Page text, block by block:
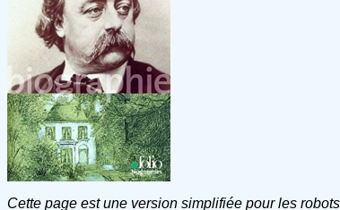
Cette page est une version simplifiée pour les